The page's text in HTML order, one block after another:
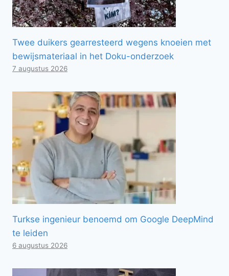
Twee duikers gearresteerd wegens knoeien met
bewijsmateriaal in het Doku-onderzoek
7 augustus 2026
Turkse ingenieur benoemd om Google DeepMind
te leiden
6 augustus 2026